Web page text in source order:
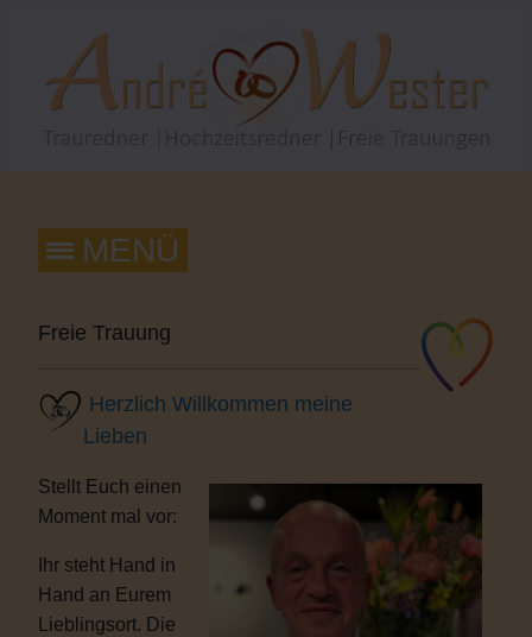
Freie Trauung
Herzlich Willkommen meine
Lieben
Stellt Euch einen
Moment mal vor:
Ihr steht Hand in
Hand an Eurem
Lieblingsort. Die